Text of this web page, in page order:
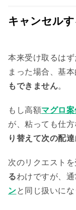
キャンセル
本来受け取るは
まった場合、基
もできません。
もし高額マグロ
が、粘っても仕
り替えて次の配達
次のリクエスト
るわけですが、
ンと同じ扱いにな